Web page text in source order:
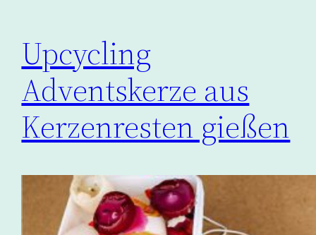
Upcycling
Adventskerze aus
Kerzenresten gießen